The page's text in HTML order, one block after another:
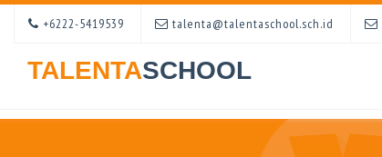
+6222-5419539 talenta@talentaschool.sch.id
TALENTASCHOOL